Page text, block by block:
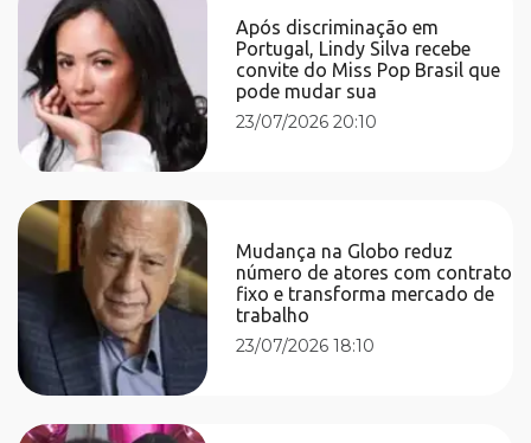
Após discriminação em
Portugal, Lindy Silva recebe
convite do Miss Pop Brasil que
pode mudar sua
23/07/2026 20:10
Mudança na Globo reduz
número de atores com contrato
fixo e transforma mercado de
trabalho
23/07/2026 18:10